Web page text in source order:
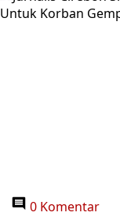
0 Komentar